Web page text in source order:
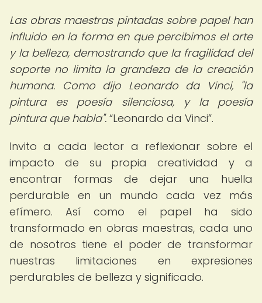
Las obras maestras pintadas sobre papel han
influido en la forma en que percibimos el arte
y la belleza, demostrando que la fragilidad del
soporte no limita la grandeza de la creación
humana. Como dijo Leonardo da Vinci, "la
pintura es poesía silenciosa, y la poesía
pintura que habla". Leonardo da Vinci .
Invito a cada lector a reflexionar sobre el
impacto de su propia creatividad y a
encontrar formas de dejar una huella
perdurable en un mundo cada vez más
efímero. Así como el papel ha sido
transformado en obras maestras, cada uno
de nosotros tiene el poder de transformar
nuestras limitaciones en expresiones
perdurables de belleza y significado.